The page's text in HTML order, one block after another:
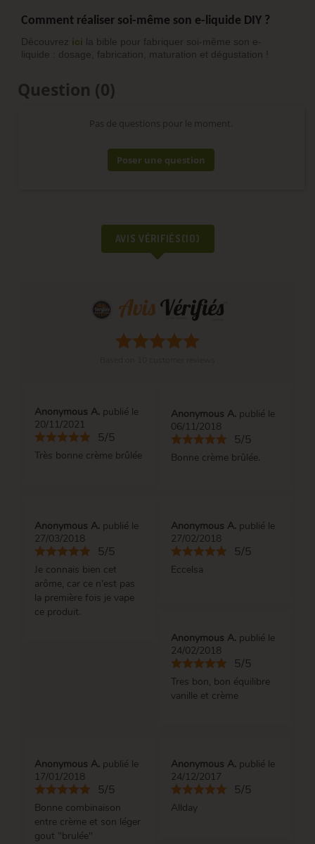
Comment réaliser soi-même son e-liquide DIY ?
Découvrez ici la bible pour fabriquer soi-même son e-
liquide : dosage, fabrication, maturation et dégustation !
Question (0)
Pas de questions pour le moment.
Poser une question
AVIS VÉRIFIÉS(10)
Anonymous A. publié le
20/11/2021
5/5
Très bonne crème brûlée
Anonymous A. publié le
06/11/2018
5/5
Bonne crème brûlée.
Anonymous A. publié le
27/03/2018
5/5
Je connais bien cet
arôme, car ce n'est pas
la première fois je vape
ce produit.
Anonymous A. publié le
27/02/2018
5/5
Eccelsa
Anonymous A. publié le
24/02/2018
5/5
Tres bon, bon équilibre
vanille et crème
Anonymous A. publié le
17/01/2018
5/5
Bonne combinaison
entre crème et son léger
gout "brulée"
Anonymous A. publié le
24/12/2017
5/5
Allday